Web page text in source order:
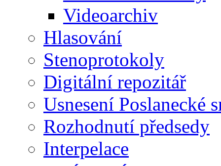
Videoarchiv
Hlasování
Stenoprotokoly
Digitální repozitář
Usnesení Poslanecké
Rozhodnutí předsedy
Interpelace